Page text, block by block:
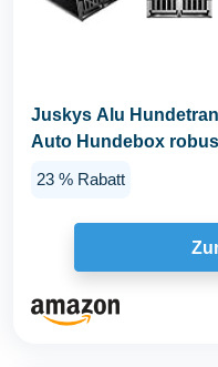
Juskys Alu
Auto Hundebox
23 % Rabatt